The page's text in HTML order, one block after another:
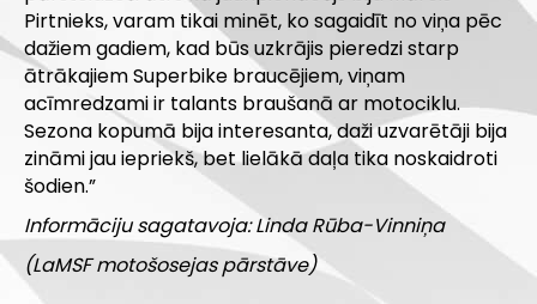
Pirtnieks, varam tikai minēt, ko sagaidīt no viņa pēc
dažiem gadiem, kad būs uzkrājis pieredzi starp
ātrākajiem Superbike braucējiem, viņam
acīmredzami ir talants braušanā ar motociklu.
Sezona kopumā bija interesanta, daži uzvarētāji bija
zināmi jau iepriekš, bet lielākā daļa tika noskaidroti
šodien.”
Informāciju sagatavoja: Linda Rūba-Vinniņa
(LaMSF motošosejas pārstāve)